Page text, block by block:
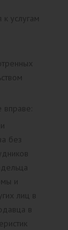
услугам
вправе:
без
и
лиц в
в